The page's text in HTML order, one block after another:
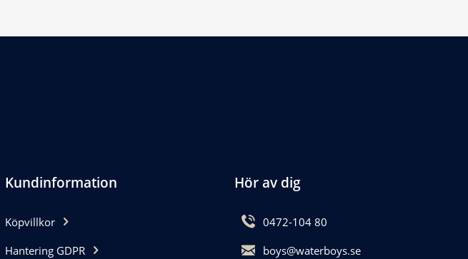
Kundinformation
Köpvillkor
Hantering GDPR
Hör av dig
0472-104 80
boys@waterboys.se